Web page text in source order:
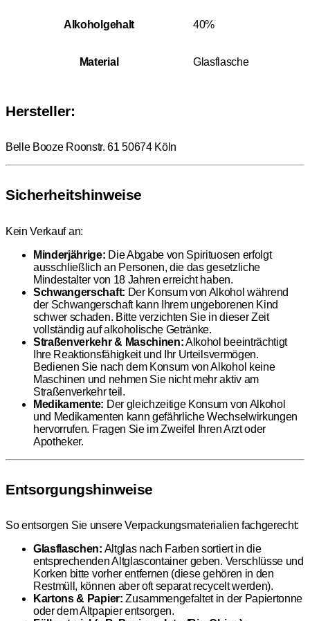
Alkoholgehalt 40%
Material Glasflasche
Hersteller:
Belle Booze Roonstr. 61 50674 Köln
Sicherheitshinweise
Kein Verkauf an:
Minderjährige: Die Abgabe von Spirituosen erfolgt
ausschließlich an Personen, die das gesetzliche
Mindestalter von 18 Jahren erreicht haben.
Schwangerschaft: Der Konsum von Alkohol während
der Schwangerschaft kann Ihrem ungeborenen Kind
schwer schaden. Bitte verzichten Sie in dieser Zeit
vollständig auf alkoholische Getränke.
Straßenverkehr & Maschinen:Alkohol beeinträchtigt
Ihre Reaktionsfähigkeit und Ihr Urteilsvermögen.
Bedienen Sie nach dem Konsum von Alkohol keine
Maschinen und nehmen Sie nicht mehr aktiv am
Straßenverkehr teil.
Medikamente: Der gleichzeitige Konsum von Alkohol
und Medikamenten kann gefährliche Wechselwirkungen
hervorrufen. Fragen Sie im Zweifel Ihren Arzt oder
Apotheker.
Entsorgungshinweise
So entsorgen Sie unsere Verpackungsmaterialien fachgerecht:
Glasflaschen: Altglas nach Farben sortiert in die
entsprechenden Altglascontainer geben. Verschlüsse und
Korken bitte vorher entfernen (diese gehören in den
Restmüll, können aber oft separat recycelt werden).
Kartons & Papier: Zusammengefaltet in der Papiertonne
oder dem Altpapier entsorgen.